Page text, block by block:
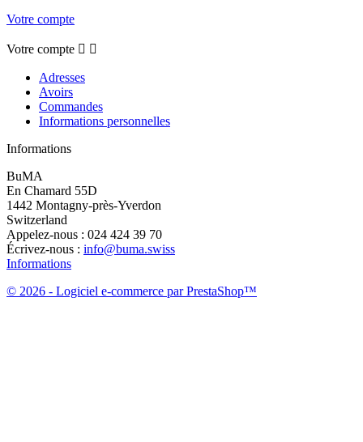
Votre compte
Votre compte  
Adresses
Avoirs
Commandes
Informations personnelles
Informations
BuMA
En Chamard 55D
1442 Montagny-près-Yverdon
Switzerland
Appelez-nous : 024 424 39 70
Écrivez-nous : info@buma.swiss
Informations
© 2026 - Logiciel e-commerce par PrestaShop™